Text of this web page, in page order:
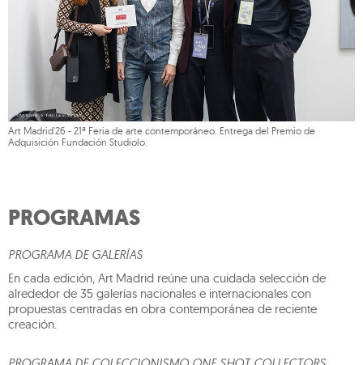
Art Madrid'26 - 21ª Feria de arte contemporáneo. Entrega del Premio de
Adquisición Fundación Studiolo.
PROGRAMAS
PROGRAMA DE GALERÍAS
En cada edición, Art Madrid reúne una cuidada selección de
alrededor de 35 galerías nacionales e internacionales con
propuestas centradas en obra contemporánea de reciente
creación.